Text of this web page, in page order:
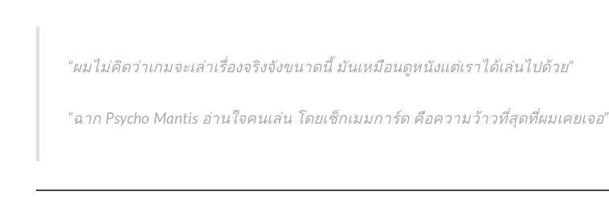
“ผมไม่คิดว่าเกมจะเล่าเรื่องจริงจังขนาดนี้ มันเหมือนดูหนังแต่เราได้เล่นไปด้วย”
“ฉาก Psycho Mantis อ่านใจคนเล่น โดยเช็กเมมการ์ด คือความว้าวที่สุดที่ผมเคยเจอ”